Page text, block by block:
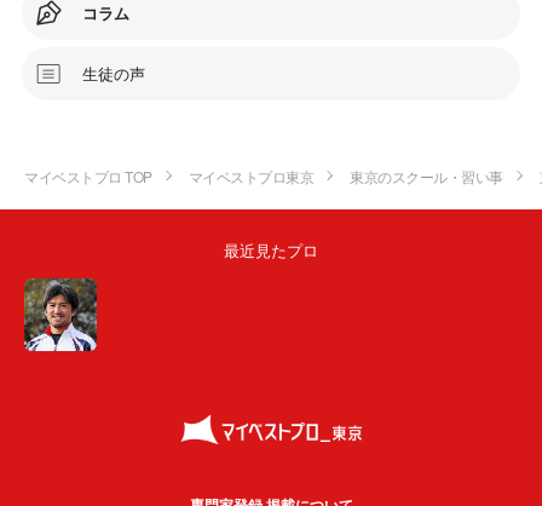
コラム
生徒の声
マイベストプロ TOP マイベストプロ東京 東京のスクール・習い事
最近見たプロ